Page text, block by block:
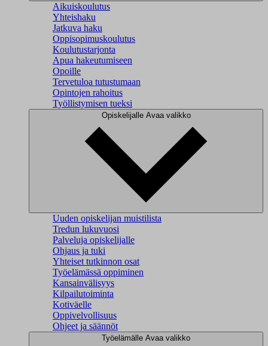
Aikuiskoulutus
Yhteishaku
Jatkuva haku
Oppisopimuskoulutus
Koulutustarjonta
Apua hakeutumiseen
Opoille
Tervetuloa tutustumaan
Opintojen rahoitus
Työllistymisen tueksi
Opiskelijalle Avaa valikko
Uuden opiskelijan muistilista
Tredun lukuvuosi
Palveluja opiskelijalle
Ohjaus ja tuki
Yhteiset tutkinnon osat
Työelämässä oppiminen
Kansainvälisyys
Kilpailutoiminta
Kotiväelle
Oppivelvollisuus
Ohjeet ja säännöt
Työelämälle Avaa valikko